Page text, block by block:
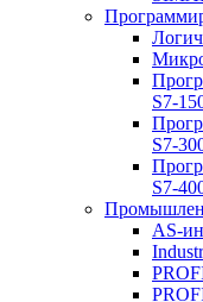
S7-
S7-
S7-
AS-